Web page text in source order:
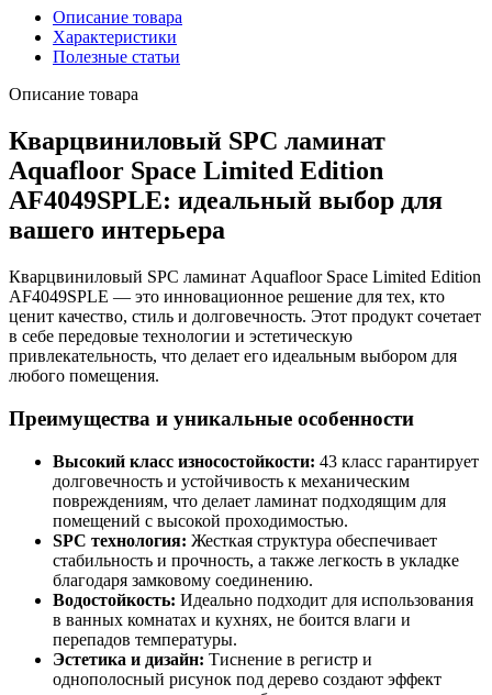
Описание товара
Характеристики
Полезные статьи
Описание товара
Кварцвиниловый SPC ламинат
Aquafloor Space Limited Edition
AF4049SPLE: идеальный выбор для
вашего интерьера
Кварцвиниловый SPC ламинат Aquafloor Space Limited Edition
AF4049SPLE — это инновационное решение для тех, кто
ценит качество, стиль и долговечность. Этот продукт сочетает
в себе передовые технологии и эстетическую
привлекательность, что делает его идеальным выбором для
любого помещения.
Преимущества и уникальные особенности
Высокий класс износостойкости: 43 класс гарантирует
долговечность и устойчивость к механическим
повреждениям, что делает ламинат подходящим для
помещений с высокой проходимостью.
SPC технология: Жесткая структура обеспечивает
стабильность и прочность, а также легкость в укладке
благодаря замковому соединению.
Водостойкость: Идеально подходит для использования
в ванных комнатах и кухнях, не боится влаги и
перепадов температуры.
Эстетика и дизайн: Тиснение в регистр и
однополосный рисунок под дерево создают эффект